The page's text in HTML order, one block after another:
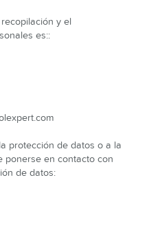
y el
es::
protección de datos o a la
ponerse en contacto con
de datos: